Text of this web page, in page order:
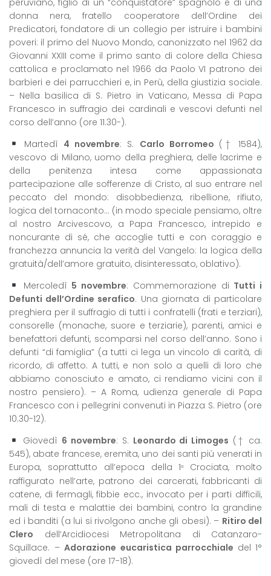
donna nera, fratello cooperatore dell’Ordine dei
Predicatori, fondatore di un collegio per istruire i bambini
poveri: il primo del Nuovo Mondo, canonizzato nel 1962 da
Giovanni XXIII come il primo santo di colore della Chiesa
cattolica e proclamato nel 1966 da Paolo VI patrono dei
barbieri e dei parrucchieri e, in Perù, della giustizia sociale.
– Nella basilica di S. Pietro in Vaticano, Messa di Papa
Francesco in suffragio dei cardinali e vescovi defunti nel
corso dell’anno (ore 11.30-).
Martedì 4 novembre: S. Carlo Borromeo († 1584),
vescovo di Milano, uomo della preghiera, delle lacrime e
della penitenza intesa come appassionata
partecipazione alle sofferenze di Cristo, al suo entrare nel
peccato del mondo: disobbedienza, ribellione, rifiuto,
logica del tornaconto… (in modo speciale pensiamo, oltre
al nostro Arcivescovo, a Papa Francesco, intrepido e
noncurante di sé, che accoglie tutti e con coraggio e
franchezza annuncia la verità del Vangelo: la logica della
gratuità/dell’amore gratuito, disinteressato, oblativo).
Mercoledì 5 novembre: Commemorazione di Tutti i
Defunti dell’Ordine serafico. Una giornata di particolare
preghiera per il suffragio di tutti i confratelli (frati e terziari),
consorelle (monache, suore e terziarie), parenti, amici e
benefattori defunti, scomparsi nel corso dell’anno. Sono i
defunti “di famiglia” (a tutti ci lega un vincolo di carità, di
ricordo, di affetto. A tutti, e non solo a quelli di loro che
abbiamo conosciuto e amato, ci rendiamo vicini con il
nostro pensiero). – A Roma, udienza generale di Papa
Francesco con i pellegrini convenuti in Piazza S. Pietro (ore
10.30-12).
Giovedì 6 novembre: S. Leonardo di Limoges († ca.
545), abate francese, eremita, uno dei santi più venerati in
Europa, soprattutto all’epoca della 1ª
Crociata, molto
raffigurato nell’arte, patrono dei carcerati, fabbricanti di
catene, di fermagli, fibbie ecc., invocato per i parti difficili,
mali di testa e malattie dei bambini, contro la grandine
ed i banditi (a lui si rivolgono anche gli obesi). – Ritiro del
Clero dell’Arcidiocesi Metropolitana di Catanzaro-
Squillace. – Adorazione eucaristica parrocchiale del 1°
giovedì del mese (ore 17-18).